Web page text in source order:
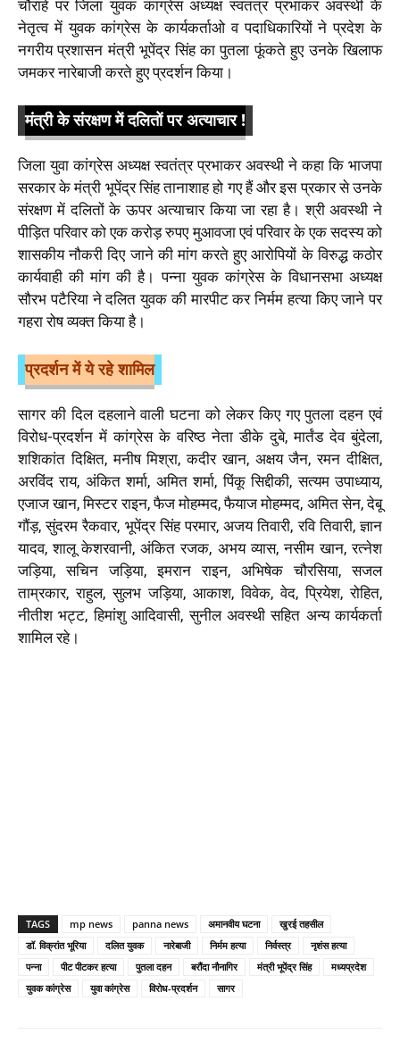
चौराहे पर जिला युवक कांग्रेस अध्यक्ष स्वतंत्र प्रभाकर अवस्थी के
नेतृत्व में युवक कांग्रेस के कार्यकर्ताओ व पदाधिकारियों ने प्रदेश के
नगरीय प्रशासन मंत्री भूपेंद्र सिंह का पुतला फूंकते हुए उनके खिलाफ
जमकर नारेबाजी करते हुए प्रदर्शन किया।
मंत्री के संरक्षण में दलितों पर अत्याचार !
जिला युवा कांग्रेस अध्यक्ष स्वतंत्र प्रभाकर अवस्थी ने कहा कि भाजपा
सरकार के मंत्री भूपेंद्र सिंह तानाशाह हो गए हैं और इस प्रकार से उनके
संरक्षण में दलितों के ऊपर अत्याचार किया जा रहा है। श्री अवस्थी ने
पीड़ित परिवार को एक करोड़ रुपए मुआवजा एवं परिवार के एक सदस्य को
शासकीय नौकरी दिए जाने की मांग करते हुए आरोपियों के विरुद्ध कठोर
कार्यवाही की मांग की है। पन्ना युवक कांग्रेस के विधानसभा अध्यक्ष
सौरभ पटैरिया ने दलित युवक की मारपीट कर निर्मम हत्या किए जाने पर
गहरा रोष व्यक्त किया है।
प्रदर्शन में ये रहे शामिल
सागर की दिल दहलाने वाली घटना को लेकर किए गए पुतला दहन एवं
विरोध-प्रदर्शन में कांग्रेस के वरिष्ठ नेता डीके दुबे, मार्तंड देव बुंदेला,
शशिकांत दिक्षित, मनीष मिश्रा, कदीर खान, अक्षय जैन, रमन दीक्षित,
अरविंद राय, अंकित शर्मा, अमित शर्मा, पिंकू सिद्दीकी, सत्यम उपाध्याय,
एजाज खान, मिस्टर राइन, फैज मोहम्मद, फैयाज मोहम्मद, अमित सेन, देबू
गौंड़, सुंदरम रैकवार, भूपेंद्र सिंह परमार, अजय तिवारी, रवि तिवारी, ज्ञान
यादव, शालू केशरवानी, अंकित रजक, अभय व्यास, नसीम खान, रत्नेश
जड़िया, सचिन जड़िया, इमरान राइन, अभिषेक चौरसिया, सजल
ताम्रकार, राहुल, सुलभ जड़िया, आकाश, विवेक, वेद, प्रियेश, रोहित,
नीतीश भट्ट, हिमांशु आदिवासी, सुनील अवस्थी सहित अन्य कार्यकर्ता
शामिल रहे।
TAGS mp news panna news अमानवीय घटना
खुरई तहसील
डॉ. विक्रांत भूरिया
दलित युवक नारेबाजी निर्मम हत्या निर्वस्त्र
नृशंस हत्या
पन्ना
पीट पीटकर हत्या पुतला दहन बरौंदा नौनागिर मंत्री भूपेंद्र सिंह
मध्यप्रदेश
युवक कांग्रेस
युवा कांग्रेस विरोध-प्रदर्शन सागर